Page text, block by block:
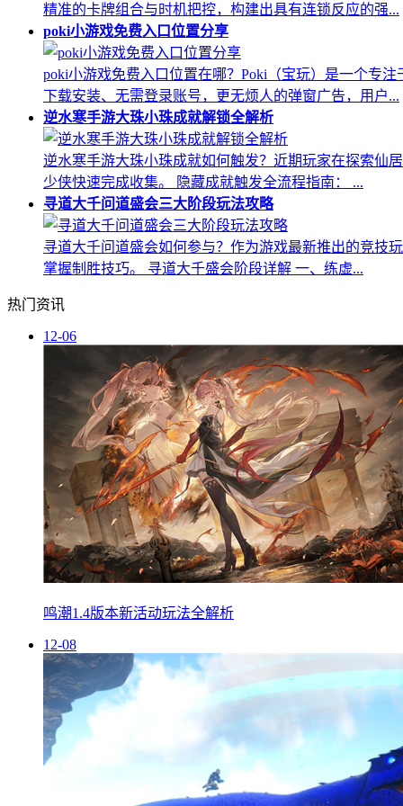
精准的卡牌组合与时机把控，构建出具有连锁反应的强...
poki小游戏免费入口位置分享
poki小游戏免费入口位置在哪？Poki（宝玩）是一个专
下载安装、无需登录账号，更无烦人的弹窗广告，用户...
逆水寒手游大珠小珠成就解锁全解析
逆水寒手游大珠小珠成就如何触发？近期玩家在探索仙
少侠快速完成收集。 隐藏成就触发全流程指南： ...
寻道大千问道盛会三大阶段玩法攻略
寻道大千问道盛会如何参与？作为游戏最新推出的竞技
掌握制胜技巧。 寻道大千盛会阶段详解 一、练虚...
热门资讯
12-06
鸣潮1.4版本新活动玩法全解析
12-08